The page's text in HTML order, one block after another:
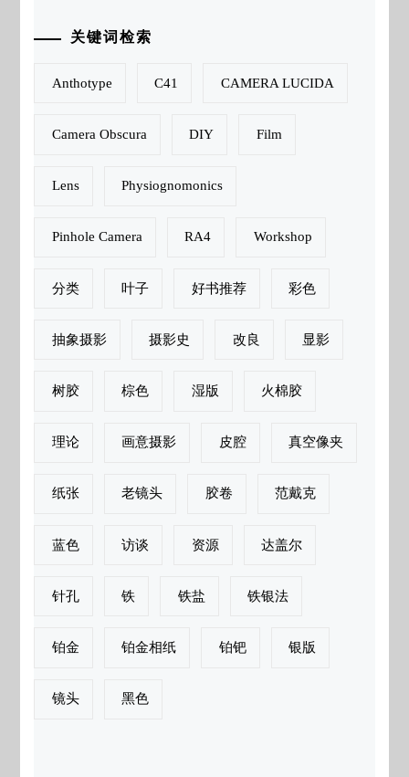
关键词检索
Anthotype C41 CAMERA LUCIDA
Camera Obscura DIY Film
Lens Physiognomonics
Pinhole Camera RA4 Workshop
分类 叶子 好书推荐 彩色
抽象摄影 摄影史 改良 显影
树胶 棕色 湿版 火棉胶
理论 画意摄影 皮腔 真空像夹
纸张 老镜头 胶卷 范戴克
蓝色 访谈 资源 达盖尔
针孔 铁 铁盐 铁银法
铂金 铂金相纸 铂钯 银版
镜头 黑色